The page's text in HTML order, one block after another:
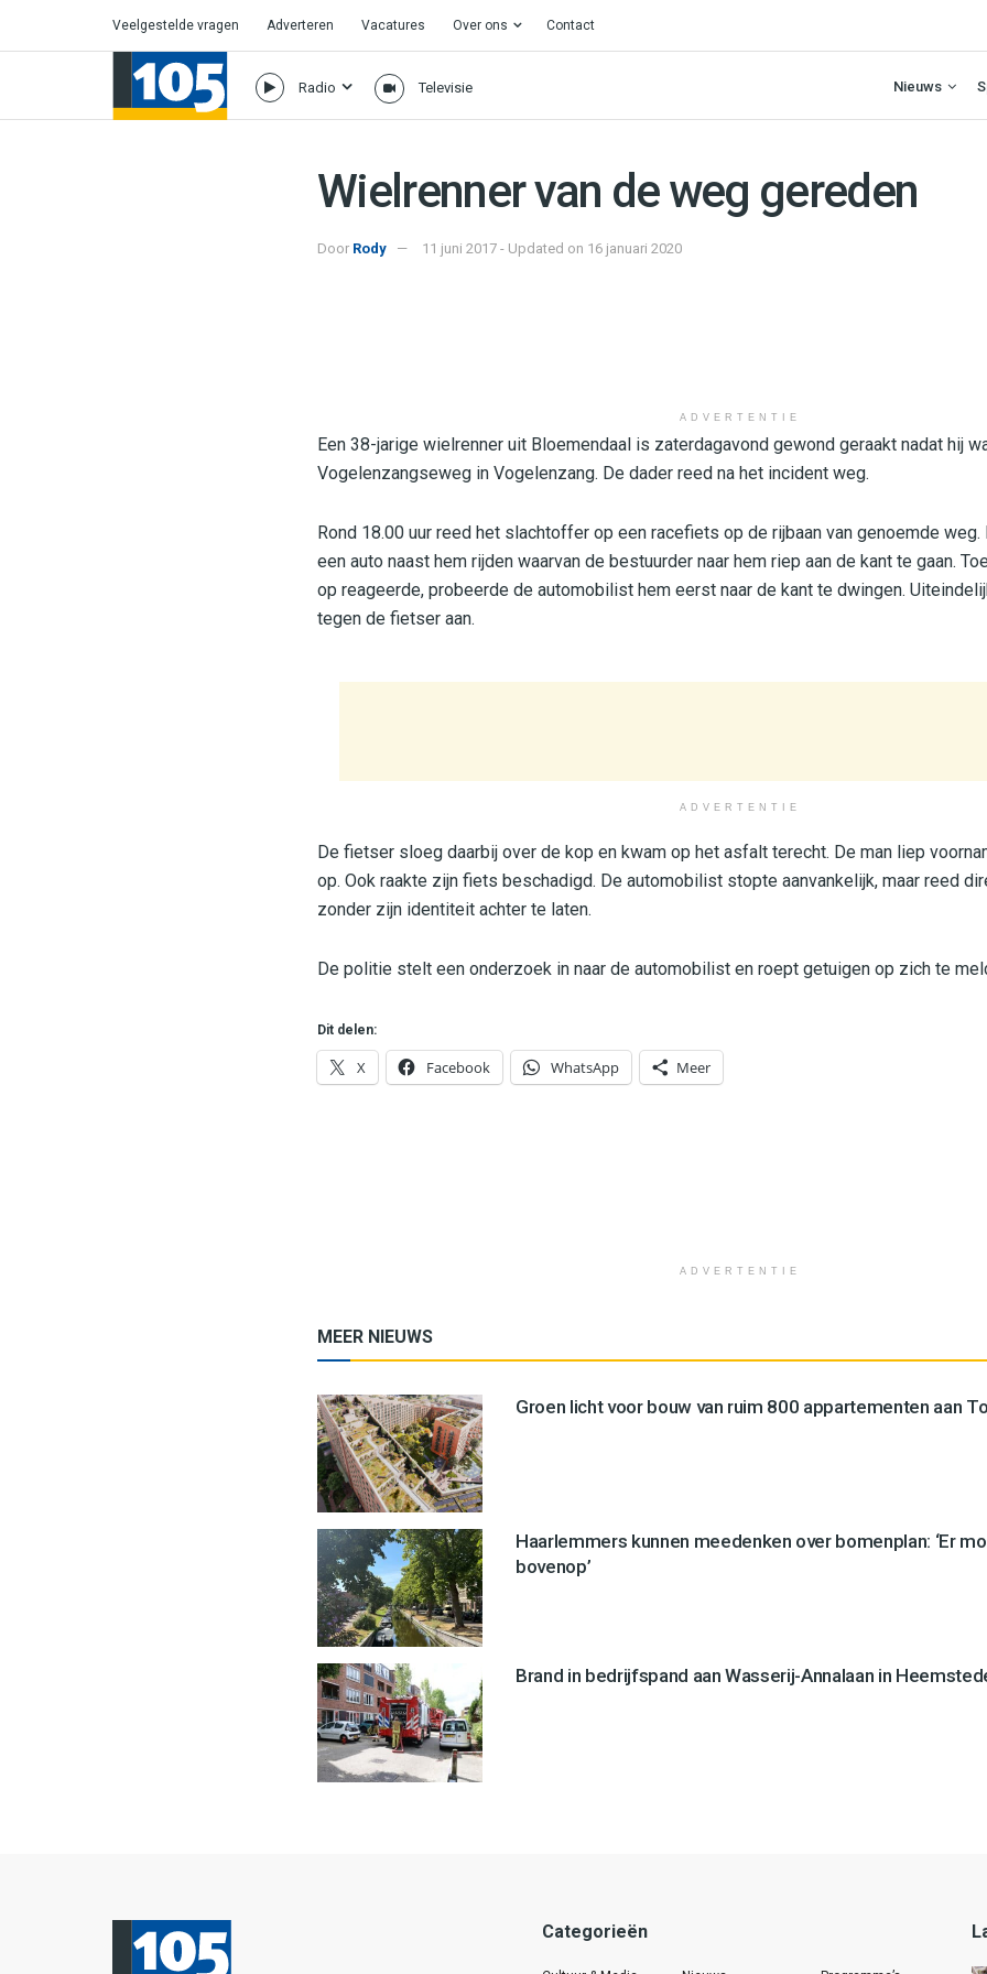
Veelgestelde vragen Adverteren Vacatures Over ons Contact
Radio Televisie Nieuws
Wielrenner van de weg gereden
Door Rody 11 juni 2017 - Updated on 16 januari 2020
ADVERTENTIE
Een 38-jarige wielrenner uit Bloemendaal is zaterdagavond gewond geraakt nadat hij
Vogelenzangseweg in Vogelenzang. De dader reed na het incident weg.
Rond 18.00 uur reed het slachtoffer op een racefiets op de rijbaan van genoemde
een auto naast hem rijden waarvan de bestuurder naar hem riep aan de kant te gaan.
op reageerde, probeerde de automobilist hem eerst naar de kant te dwingen.
tegen de fietser aan.
ADVERTENTIE
De fietser sloeg daarbij over de kop en kwam op het asfalt terecht. De man liep
op. Ook raakte zijn fiets beschadigd. De automobilist stopte aanvankelijk, maar reed
zonder zijn identiteit achter te laten.
De politie stelt een onderzoek in naar de automobilist en roept getuigen op zich te
Dit delen:
X Facebook WhatsApp Meer
ADVERTENTIE
MEER NIEUWS
Groen licht voor bouw van ruim 800 appartementen aan
Haarlemmers kunnen meedenken over bomenplan: ‘Er
bovenop’
Brand in bedrijfspand aan Wasserij-Annalaan in
Categorieën